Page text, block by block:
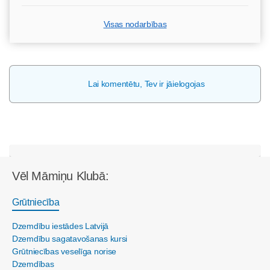
Visas nodarbības
Lai komentētu, Tev ir jāielogojas
Vēl Māmiņu Klubā:
Grūtniecība
Dzemdību iestādes Latvijā
Dzemdību sagatavošanas kursi
Grūtniecības veselīga norise
Dzemdības